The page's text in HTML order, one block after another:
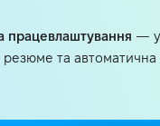
працевлаштування —
резюме та